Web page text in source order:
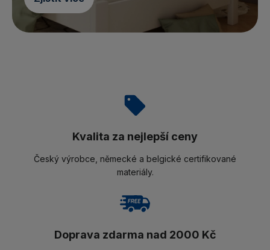
Kvalita za nejlepší ceny
Český výrobce, německé a belgické certifikované
materiály.
Doprava zdarma nad 2000 Kč